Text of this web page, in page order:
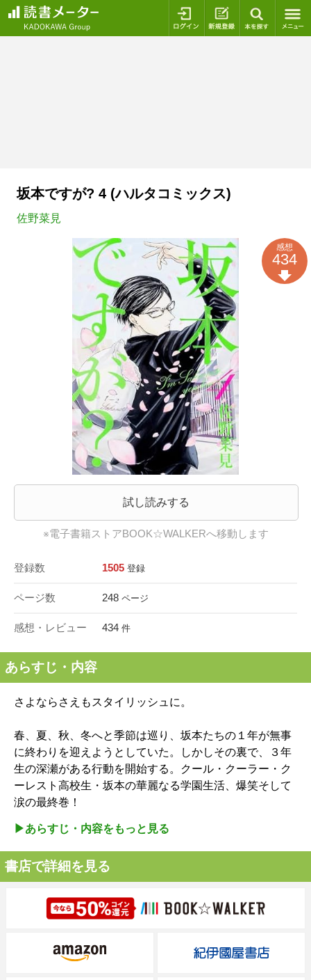
ログイン 新規登録
坂本ですが? 4 (ハルタコミックス)
佐野菜見
試し読みする
※電子書籍ストアBOOK☆WALKERへ移動します
登録数 1505 登録
ページ数 248 ページ
感想・レビュー 434 件
感想
434
あらすじ・内容
さよならさえもスタイリッシュに。
春、夏、秋、冬へと季節は巡り、坂本たちの１年が無事
に終わりを迎えようとしていた。しかしその裏で、３年
生の深瀬がある行動を開始する。クール・クーラー・ク
ーレスト高校生・坂本の華麗なる学園生活、爆笑そして
涙の最終巻！
▶︎あらすじ・内容をもっと見る
書店で詳細を見る